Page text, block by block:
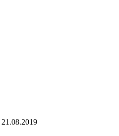
21.08.2019